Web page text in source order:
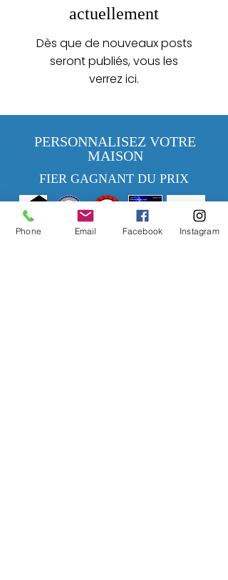
actuellement
Dès que de nouveaux posts
seront publiés, vous les
verrez ici.
PERSONNALISEZ VOTRE
MAISON
FIER GAGNANT DU PRIX
MHBR# 6113
Phone Email Facebook Instagram